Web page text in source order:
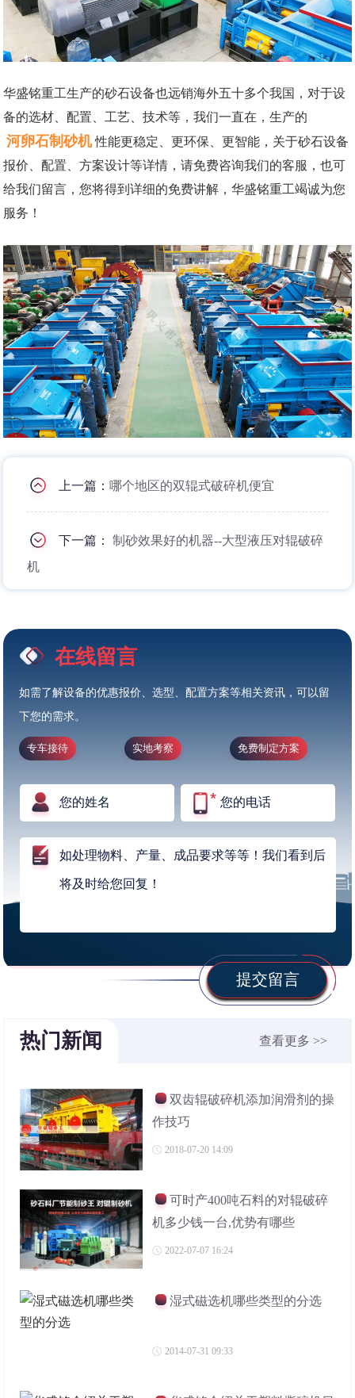
华盛铭重工生产的砂石设备也远销海外五十多个我国，对于设
备的选材、配置、工艺、技术等，我们一直在，生产的
河卵石制砂机 性能更稳定、更环保、更智能，关于砂石设备
报价、配置、方案设计等详情，请免费咨询我们的客服，也可
给我们留言，您将得到详细的免费讲解，华盛铭重工竭诚为您
服务！
上一篇：哪个地区的双辊式破碎机便宜
下一篇：制砂效果好的机器--大型液压对辊破碎
机
在线留言
如需了解设备的优惠报价、选型、配置方案等相关资讯，可以留
下您的需求。
专车接待 实地考察 免费制定方案
提交留言
热门新闻 查看更多 >>
双齿辊破碎机添加润滑剂的操
作技巧
2018-07-20 14:09
可时产400吨石料的对辊破碎
机多少钱一台,优势有哪些
2022-07-07 16:24
湿式磁选机哪些类型的分选
2014-07-31 09:33